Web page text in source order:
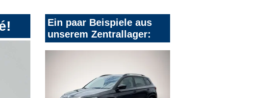
Ein paar Beispiele aus
unserem Zentrallager: